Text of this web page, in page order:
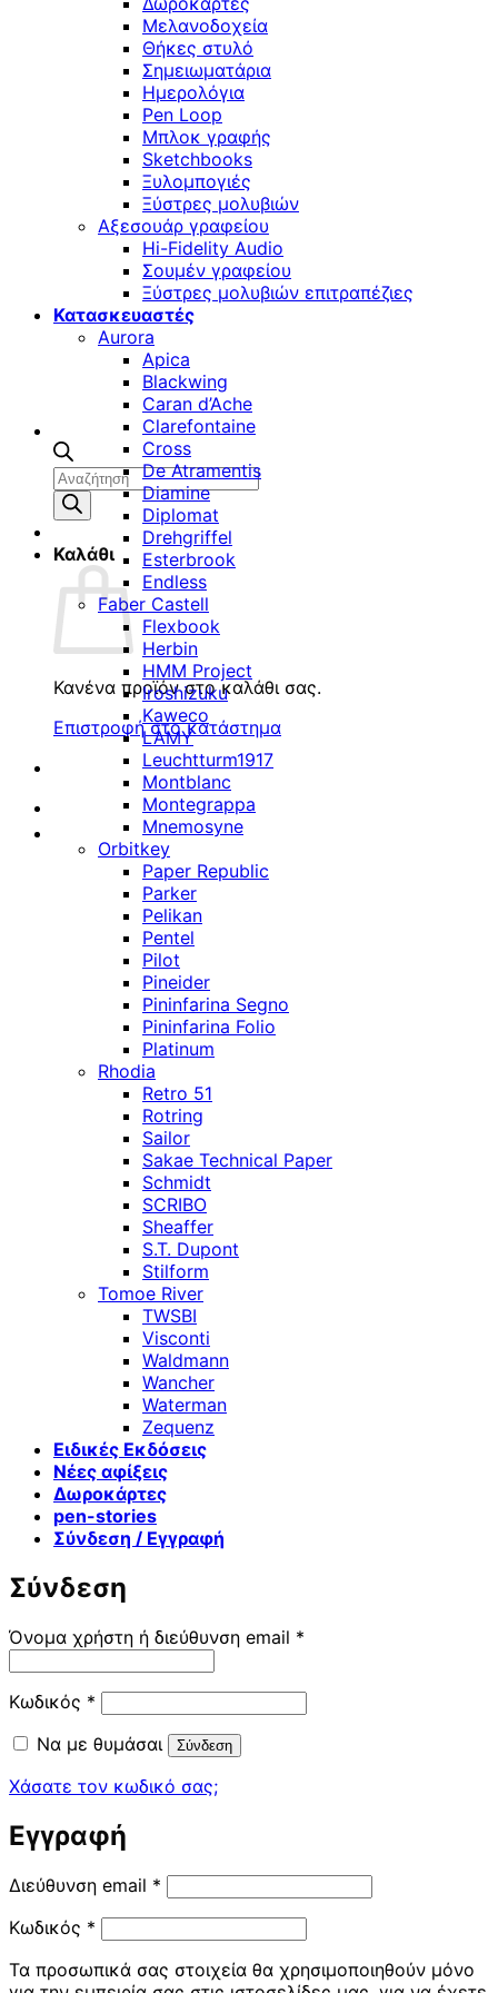
Αναζήτηση
προϊόντων
Καλάθι
Κανένα προϊόν στο καλάθι σας.
Επιστροφή στο κατάστημα
Μελανοδοχεία
Θήκες στυλό
Σημειωματάρια
Ημερολόγια
Pen Loop
Μπλοκ γραφής
Sketchbooks
Ξυλομπογιές
Ξύστρες μολυβιών
Αξεσουάρ γραφείου
Hi-Fidelity Audio
Σουμέν γραφείου
Ξύστρες μολυβιών επιτραπέζιες
Κατασκευαστές
Aurora
Apica
Blackwing
Caran d’Ache
Clarefontaine
Cross
De Atramentis
Diamine
Diplomat
Drehgriffel
Esterbrook
Endless
Faber Castell
Flexbook
Herbin
HMM Project
Iroshizuku
Kaweco
LAMY
Leuchtturm1917
Montblanc
Montegrappa
Mnemosyne
Orbitkey
Paper Republic
Parker
Pelikan
Pentel
Pilot
Pineider
Pininfarina Segno
Pininfarina Folio
Platinum
Rhodia
Retro 51
Rotring
Sailor
Sakae Technical Paper
Schmidt
SCRIBO
Sheaffer
S.T. Dupont
Stilform
Tomoe River
TWSBI
Visconti
Waldmann
Wancher
Waterman
Zequenz
Ειδικές Εκδόσεις
Νέες αφίξεις
Δωροκάρτες
pen-stories
Σύνδεση / Εγγραφή
Σύνδεση
Όνομα χρήστη ή διεύθυνση email *
Κωδικός * Απαιτείται
Να με θυμάσαι
Σύνδεση
Χάσατε τον κωδικό σας;
Εγγραφή
Διεύθυνση email * Απαιτείται
Κωδικός * Απαιτείται
Τα προσωπικά σας στοιχεία θα χρησιμοποιηθούν μόνο